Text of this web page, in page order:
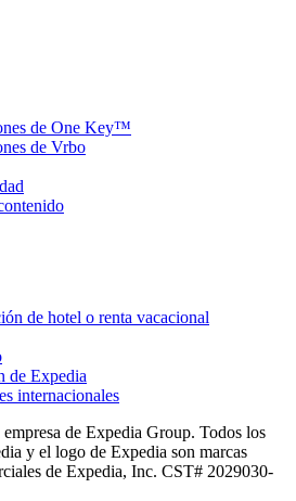
de One Key™
de Vrbo
de hotel o renta vacacional
de Expedia
internacionales
de Expedia Group. Todos los
y el logo de Expedia son marcas
de Expedia, Inc. CST# 2029030-